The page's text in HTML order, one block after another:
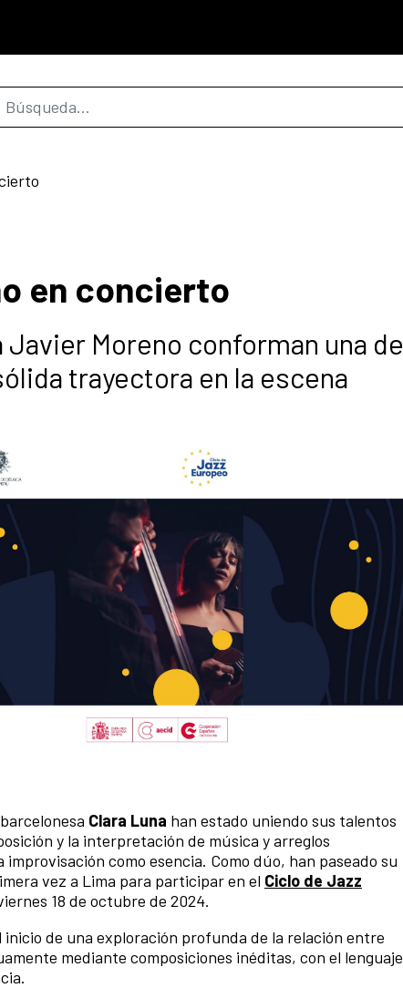
de búsqueda
en concierto
Moreno conforman una de
trayectora en la escena
Clara Luna han estado uniendo sus talentos
y la interpretación de música y arreglos
como esencia. Como dúo, han paseado su
vez a Lima para participar en el Ciclo de Jazz
18 de octubre de 2024.
inicio de una exploración profunda de la relación entre
mediante composiciones inéditas, con el lenguaje